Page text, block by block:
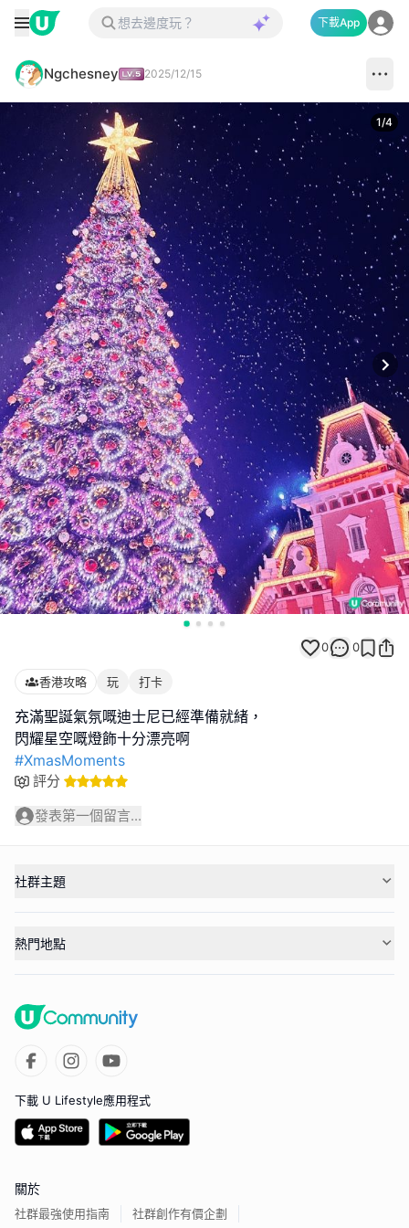
下載App
Ngchesney 2025/12/15
1/4
0 0
香港攻略 玩 打卡
充滿聖誕氣氛嘅迪士尼已經準備就緒，
#XmasMoments
評分
發表第一個留言...
社群主題
熱門地點
下載 U Lifestyle應用程式
關於
社群最強使用指南 社群創作有價企劃